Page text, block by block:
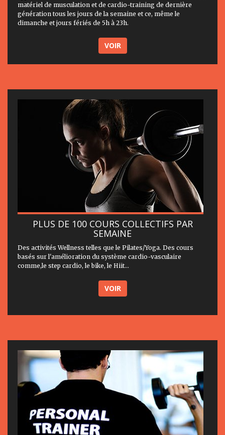
matériel de musculation et de cardio-training de dernière
génération tous les jours de la semaine et ce, même le
dimanche et jours fériés de 5h à 23h.
VOIR
PLUS DE 100 COURS COLLECTIFS PAR
SEMAINE
Des activités Wellness telles que le Pilates/Yoga. Des cours
basés sur l'amélioration du système cardio-vasculaire
comme,le step cardio, le bike, le Hiit...
VOIR